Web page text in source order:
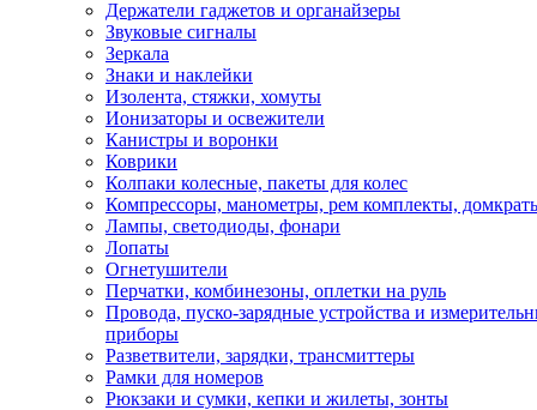
Держатели гаджетов и органайзеры
Звуковые сигналы
Зеркала
Знаки и наклейки
Изолента, стяжки, хомуты
Ионизаторы и освежители
Канистры и воронки
Коврики
Колпаки колесные, пакеты для колес
Компрессоры, манометры, рем комплекты,
Лампы, светодиоды, фонари
Лопаты
Огнетушители
Перчатки, комбинезоны, оплетки на руль
Провода, пуско-зарядные устройства и
приборы
Разветвители, зарядки, трансмиттеры
Рамки для номеров
Рюкзаки и сумки, кепки и жилеты, зонты